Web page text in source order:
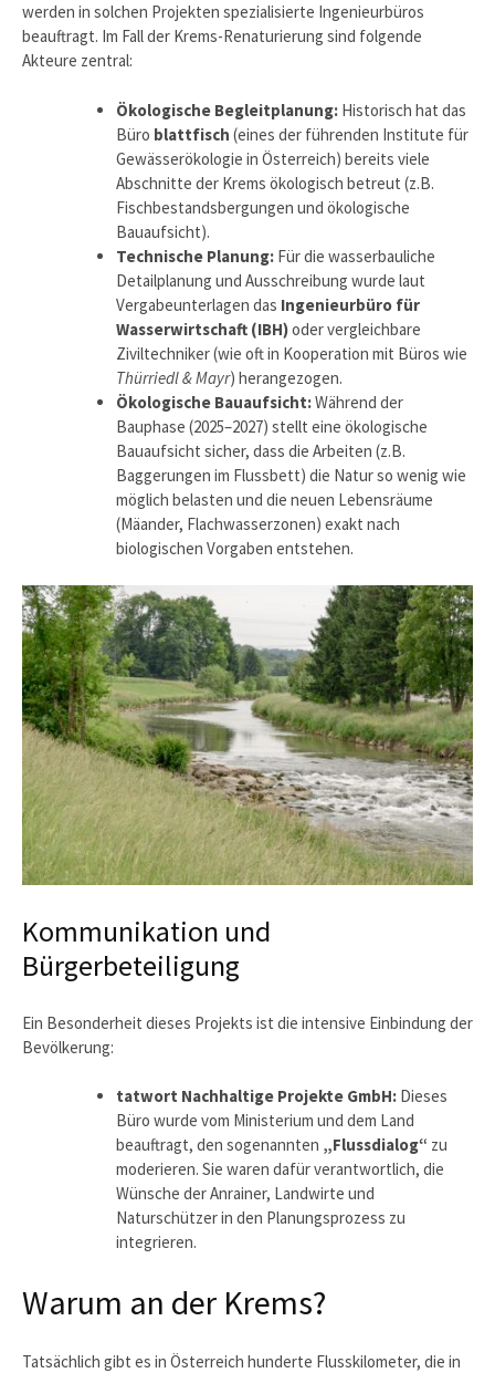
werden in solchen Projekten spezialisierte Ingenieurbüros
beauftragt. Im Fall der Krems-Renaturierung sind folgende
Akteure zentral:
Ökologische Begleitplanung: Historisch hat das
Büro blattfisch (eines der führenden Institute für
Gewässerökologie in Österreich) bereits viele
Abschnitte der Krems ökologisch betreut (z.B.
Fischbestandsbergungen und ökologische
Bauaufsicht).
Technische Planung: Für die wasserbauliche
Detailplanung und Ausschreibung wurde laut
Vergabeunterlagen das Ingenieurbüro für
Wasserwirtschaft (IBH)oder vergleichbare
Ziviltechniker (wie oft in Kooperation mit Büros wie
Thürriedl & Mayr) herangezogen.
Ökologische Bauaufsicht:Während der
Bauphase (2025–2027) stellt eine ökologische
Bauaufsicht sicher, dass die Arbeiten (z.B.
Baggerungen im Flussbett) die Natur so wenig wie
möglich belasten und die neuen Lebensräume
(Mäander, Flachwasserzonen) exakt nach
biologischen Vorgaben entstehen.
Kommunikation und
Bürgerbeteiligung
Ein Besonderheit dieses Projekts ist die intensive Einbindung der
Bevölkerung:
tatwort Nachhaltige Projekte GmbH: Dieses
Büro wurde vom Ministerium und dem Land
beauftragt, den sogenannten „Flussdialog“ zu
moderieren. Sie waren dafür verantwortlich, die
Wünsche der Anrainer, Landwirte und
Naturschützer in den Planungsprozess zu
integrieren.
Warum an der Krems?
Tatsächlich gibt es in Österreich hunderte Flusskilometer, die in